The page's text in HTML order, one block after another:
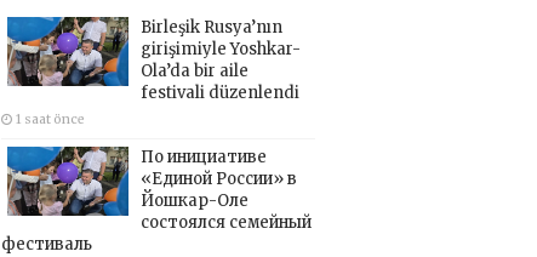
Birleşik Rusya’nın
girişimiyle Yoshkar-
Ola’da bir aile
festivali düzenlendi
1 saat önce
По инициативе
«Единой России» в
Йошкар-Оле
состоялся семейный
фестиваль